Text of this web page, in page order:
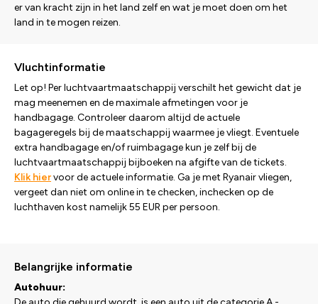
er van kracht zijn in het land zelf en wat je moet doen om het
land in te mogen reizen.
Vluchtinformatie
Let op! Per luchtvaartmaatschappij verschilt het gewicht dat je
mag meenemen en de maximale afmetingen voor je
handbagage. Controleer daarom altijd de actuele
bagageregels bij de maatschappij waarmee je vliegt. Eventuele
extra handbagage en/of ruimbagage kun je zelf bij de
luchtvaartmaatschappij bijboeken na afgifte van de tickets.
Klik hiervoor de actuele informatie. Ga je met Ryanair vliegen,
vergeet dan niet om online in te checken, inchecken op de
luchthaven kost namelijk 55 EUR per persoon.
Belangrijke informatie
Autohuur: